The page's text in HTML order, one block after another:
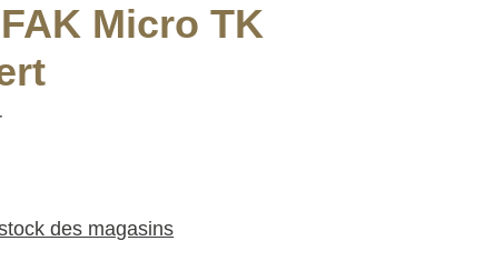
Micro TK
des magasins